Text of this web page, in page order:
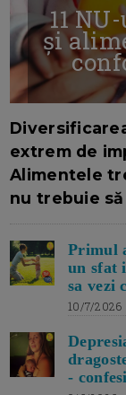
11
și
extrem de
Alimentele
nu trebuie să
Primul
un sfat
sa vezi
10/7/2026
-